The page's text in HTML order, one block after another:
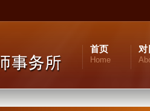
首页
Home